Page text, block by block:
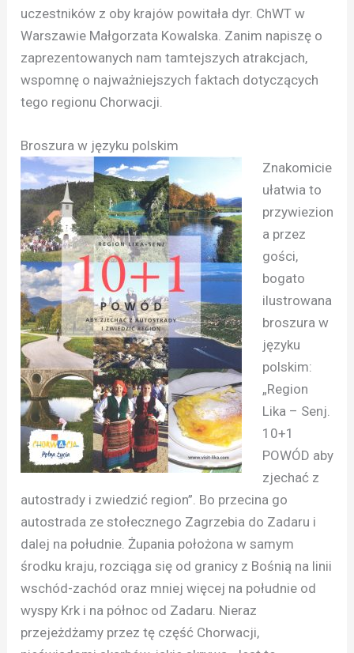
uczestników z oby krajów powitała dyr. ChWT w
Warszawie Małgorzata Kowalska. Zanim napiszę o
zaprezentowanych nam tamtejszych atrakcjach,
wspomnę o najważniejszych faktach dotyczących
tego regionu Chorwacji.
Broszura w języku polskim
Znakomicie
ułatwia to
przywiezion
a przez
gości,
bogato
ilustrowana
broszura w
języku
polskim:
„Region
Lika – Senj.
10+1
POWÓD aby
zjechać z
autostrady i zwiedzić region”. Bo przecina go
autostrada ze stołecznego Zagrzebia do Zadaru i
dalej na południe. Żupania położona w samym
środku kraju, rozciąga się od granicy z Bośnią na linii
wschód-zachód oraz mniej więcej na południe od
wyspy Krk i na północ od Zadaru. Nieraz
przejeżdżamy przez tę część Chorwacji,